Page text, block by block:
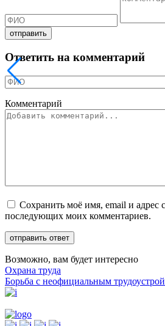
Ответить на комментарий
Комментарий
Сохранить моё имя, email и адрес
последующих моих комментариев.
Возможно, вам будет интересно
Охрана труда
Борьба с неофициальным